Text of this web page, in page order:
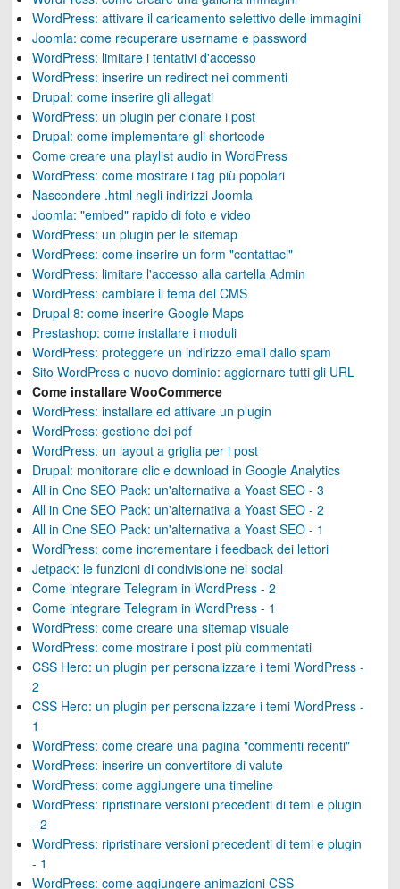
WordPress: attivare il caricamento selettivo delle immagini
Joomla: come recuperare username e password
WordPress: limitare i tentativi d'accesso
WordPress: inserire un redirect nei commenti
Drupal: come inserire gli allegati
WordPress: un plugin per clonare i post
Drupal: come implementare gli shortcode
Come creare una playlist audio in WordPress
WordPress: come mostrare i tag più popolari
Nascondere .html negli indirizzi Joomla
Joomla: "embed" rapido di foto e video
WordPress: un plugin per le sitemap
WordPress: come inserire un form "contattaci"
WordPress: limitare l'accesso alla cartella Admin
WordPress: cambiare il tema del CMS
Drupal 8: come inserire Google Maps
Prestashop: come installare i moduli
WordPress: proteggere un indirizzo email dallo spam
Sito WordPress e nuovo dominio: aggiornare tutti gli URL
Come installare WooCommerce
WordPress: installare ed attivare un plugin
WordPress: gestione dei pdf
WordPress: un layout a griglia per i post
Drupal: monitorare clic e download in Google Analytics
All in One SEO Pack: un'alternativa a Yoast SEO - 3
All in One SEO Pack: un'alternativa a Yoast SEO - 2
All in One SEO Pack: un'alternativa a Yoast SEO - 1
WordPress: come incrementare i feedback dei lettori
Jetpack: le funzioni di condivisione nei social
Come integrare Telegram in WordPress - 2
Come integrare Telegram in WordPress - 1
WordPress: come creare una sitemap visuale
WordPress: come mostrare i post più commentati
CSS Hero: un plugin per personalizzare i temi WordPress -
2
CSS Hero: un plugin per personalizzare i temi WordPress -
1
WordPress: come creare una pagina "commenti recenti"
WordPress: inserire un convertitore di valute
WordPress: come aggiungere una timeline
WordPress: ripristinare versioni precedenti di temi e plugin
- 2
WordPress: ripristinare versioni precedenti di temi e plugin
- 1
WordPress: come aggiungere animazioni CSS